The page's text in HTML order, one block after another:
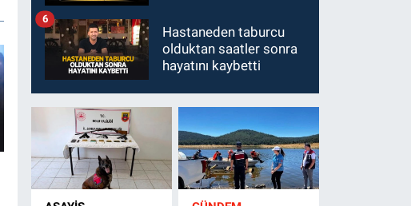
Hastaneden taburcu
olduktan saatler sonra
hayatını kaybetti
6